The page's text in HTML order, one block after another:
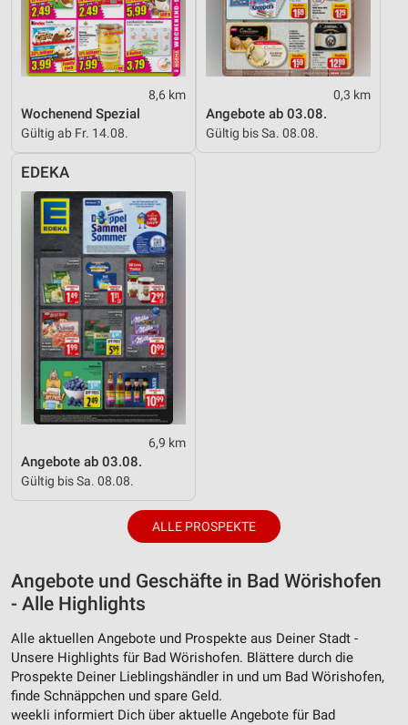
8,6 km
Wochenend Spezial
Gültig ab Fr. 14.08.
0,3 km
Angebote ab 03.08.
Gültig bis Sa. 08.08.
EDEKA
6,9 km
Angebote ab 03.08.
Gültig bis Sa. 08.08.
ALLE PROSPEKTE
Angebote und Geschäfte in Bad Wörishofen
- Alle Highlights
Alle aktuellen Angebote und Prospekte aus Deiner Stadt -
Unsere Highlights für Bad Wörishofen. Blättere durch die
Prospekte Deiner Lieblingshändler in und um Bad Wörishofen,
finde Schnäppchen und spare Geld.
weekli informiert Dich über aktuelle Angebote für Bad
Funktional
Werbung